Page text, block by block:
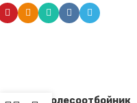
колесоотбойник